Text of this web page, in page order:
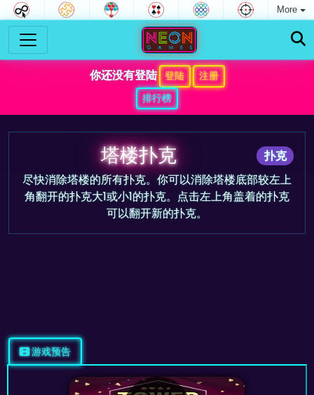
More
你还没有登陆 登陆
注册
排行榜
扑克
塔楼扑克
尽快消除塔楼的所有扑克。你可以消除塔楼底部较左上
角翻开的扑克大1或小1的扑克。点击左上角盖着的扑克
可以翻开新的扑克。